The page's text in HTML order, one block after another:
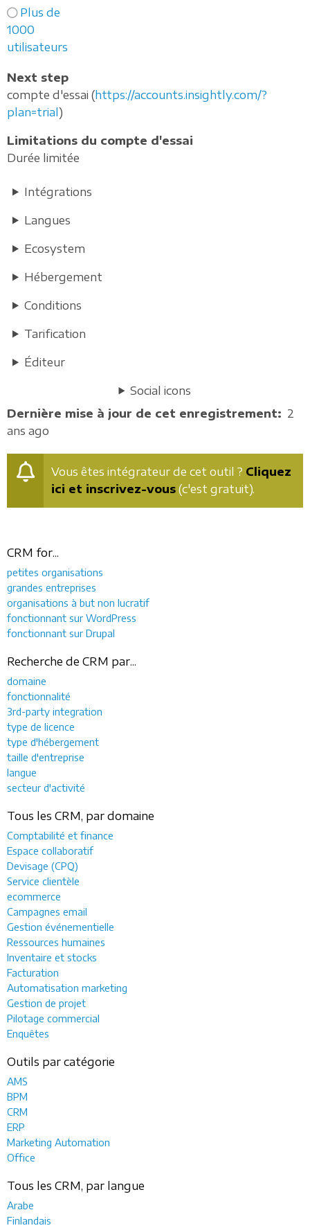
Plus de
1000
utilisateurs
Next step
compte d'essai (https://accounts.insightly.com/?
plan=trial)
Limitations du compte d'essai
Durée limitée
Intégrations
Langues
Ecosystem
Hébergement
Conditions
Tarification
Éditeur
Social icons
Dernière mise à jour de cet enregistrement
2
ans ago
Vous êtes intégrateur de cet outil ? Cliquez
ici et inscrivez-vous (c'est gratuit).
CRM for...
petites organisations
grandes entreprises
organisations à but non lucratif
fonctionnant sur WordPress
fonctionnant sur Drupal
Recherche de CRM par...
domaine
fonctionnalité
3rd-party integration
type de licence
type d'hébergement
taille d'entreprise
langue
secteur d'activité
Tous les CRM, par domaine
Comptabilité et finance
Espace collaboratif
Devisage (CPQ)
Service clientèle
ecommerce
Campagnes email
Gestion événementielle
Ressources humaines
Inventaire et stocks
Facturation
Automatisation marketing
Gestion de projet
Pilotage commercial
Enquêtes
Outils par catégorie
AMS
BPM
CRM
ERP
Marketing Automation
Office
Tous les CRM, par langue
Arabe
Finlandais